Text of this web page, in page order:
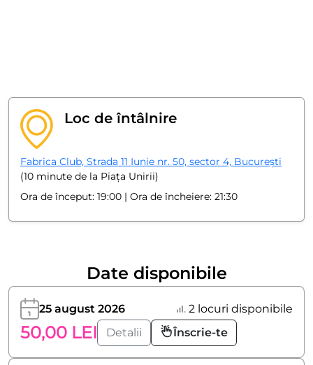
Loc de întâlnire
Fabrica Club, Strada 11 Iunie nr. 50, sector 4, București
(10 minute de la Piața Unirii)
Ora de început: 19:00 | Ora de încheiere: 21:30
Date disponibile
25 august 2026 2 locuri disponibile
50,00 LEI Detalii Înscrie-te